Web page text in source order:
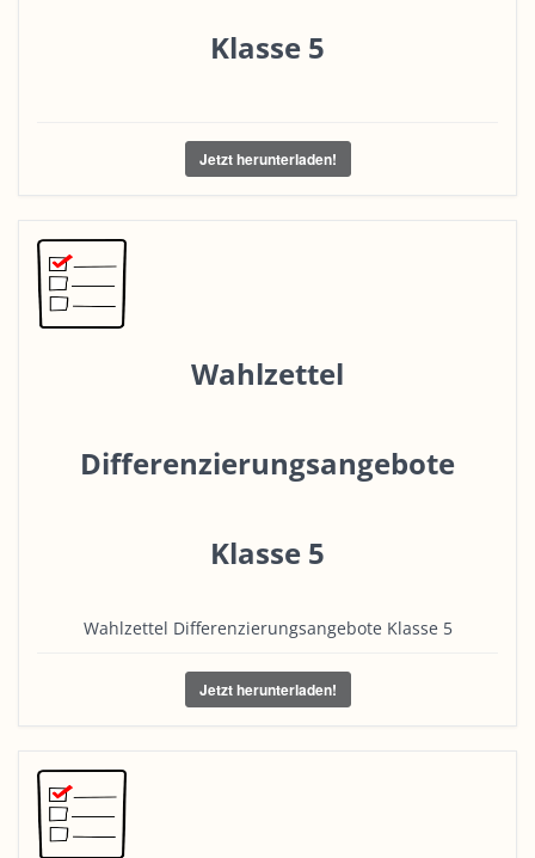
Klasse 5
Jetzt herunterladen!
Wahlzettel
Differenzierungsangebote
Klasse 5
Wahlzettel Differenzierungsangebote Klasse 5
Jetzt herunterladen!